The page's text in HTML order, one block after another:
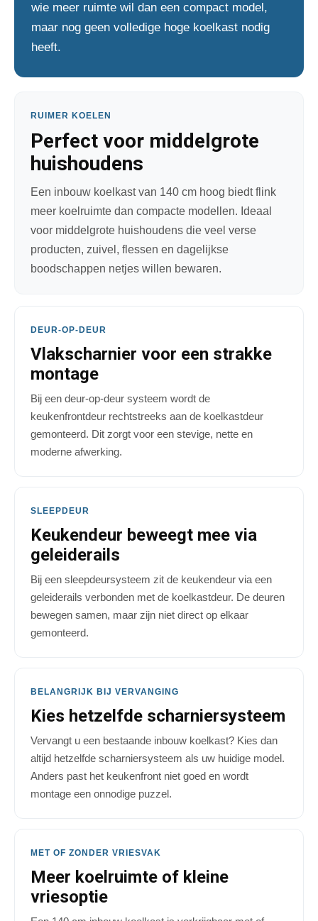
wie meer ruimte wil dan een compact model,
maar nog geen volledige hoge koelkast nodig
heeft.
RUIMER KOELEN
Perfect voor middelgrote
huishoudens
Een inbouw koelkast van 140 cm hoog biedt flink
meer koelruimte dan compacte modellen. Ideaal
voor middelgrote huishoudens die veel verse
producten, zuivel, flessen en dagelijkse
boodschappen netjes willen bewaren.
DEUR-OP-DEUR
Vlakscharnier voor een strakke
montage
Bij een deur-op-deur systeem wordt de
keukenfrontdeur rechtstreeks aan de koelkastdeur
gemonteerd. Dit zorgt voor een stevige, nette en
moderne afwerking.
SLEEPDEUR
Keukendeur beweegt mee via
geleiderails
Bij een sleepdeursysteem zit de keukendeur via een
geleiderails verbonden met de koelkastdeur. De deuren
bewegen samen, maar zijn niet direct op elkaar
gemonteerd.
BELANGRIJK BIJ VERVANGING
Kies hetzelfde scharniersysteem
Vervangt u een bestaande inbouw koelkast? Kies dan
altijd hetzelfde scharniersysteem als uw huidige model.
Anders past het keukenfront niet goed en wordt
montage een onnodige puzzel.
MET OF ZONDER VRIESVAK
Meer koelruimte of kleine
vriesoptie